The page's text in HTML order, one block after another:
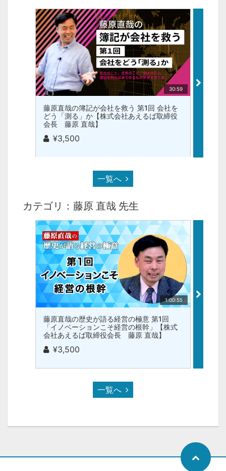
30:59
藤原直哉の簿記が会社を救う 第1回 会社を
どう「測る」か【株式会社あえるば取締役
会長 藤原 直哉】
¥3,500
一覧へ
カテゴリ：藤原 直哉 先生
1:00:55
藤原直哉の歴史が語る経営の極意 第1回
「イノベーションこそ経営の根幹」【株式
会社あえるば取締役会長 藤原 直哉】
¥3,500
一覧へ